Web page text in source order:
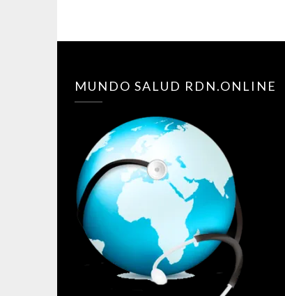
MUNDO SALUD RDN.ONLINE